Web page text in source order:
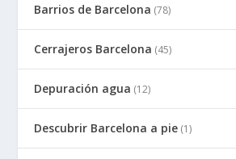
Barrios de Barcelona (78)
Cerrajeros Barcelona (45)
Depuración agua (12)
Descubrir Barcelona a pie (1)